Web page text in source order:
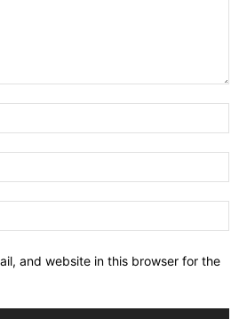
and website in this browser for the